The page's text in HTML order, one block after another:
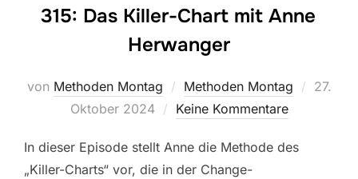
315: Das Killer-Chart mit Anne
Herwanger
von Methoden Montag Methoden Montag
27.
Oktober 2024
Keine Kommentare
In dieser Episode stellt Anne die Methode des
„Killer-Charts“ vor, die in der Change-